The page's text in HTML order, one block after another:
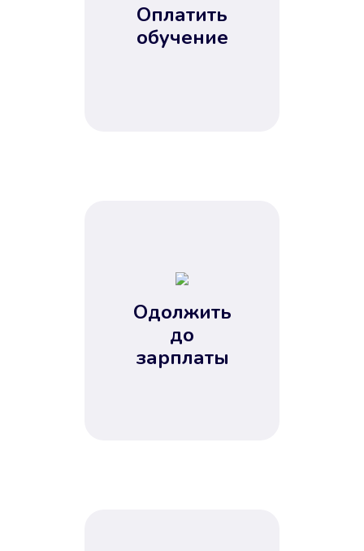
Оплатить
обучение
Одолжить
до
зарплаты